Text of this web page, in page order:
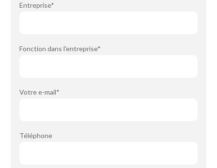
Entreprise*
Fonction dans l'entreprise*
Votre e-mail*
Téléphone